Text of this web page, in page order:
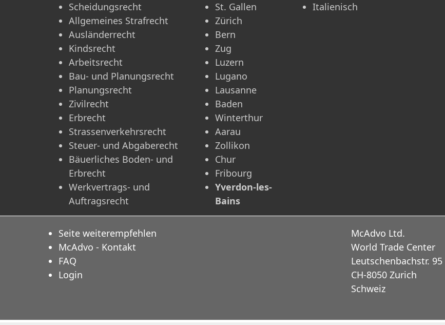
Scheidungsrecht
Allgemeines Strafrecht
Ausländerrecht
Kindsrecht
Arbeitsrecht
Bau- und Planungsrecht
Planungsrecht
Zivilrecht
Erbrecht
Strassenverkehrsrecht
Steuer- und Abgaberecht
Bäuerliches Boden- und
Erbrecht
Werkvertrags- und
Auftragsrecht
St. Gallen
Zürich
Bern
Zug
Luzern
Lugano
Lausanne
Baden
Winterthur
Aarau
Zollikon
Chur
Fribourg
Yverdon-les-
Bains
Italienisch
Seite weiterempfehlen
McAdvo - Kontakt
FAQ
Login
McAdvo Ltd.
World Trade Center
Leutschenbachstr. 95
CH-8050 Zurich
Schweiz